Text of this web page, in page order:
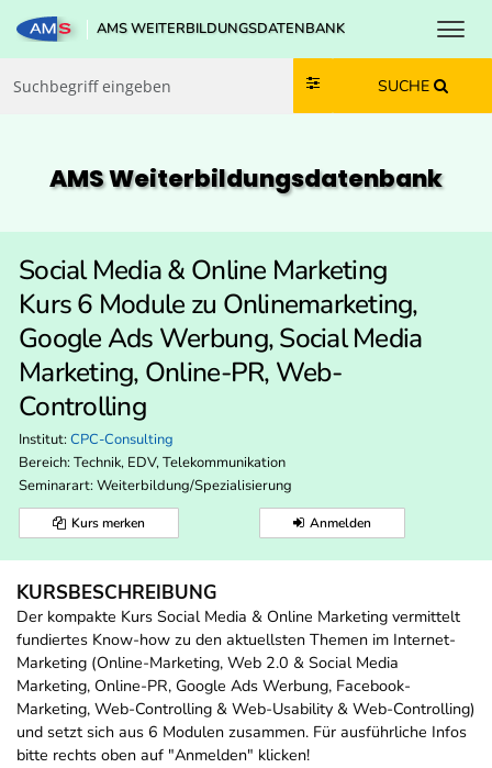
Zum Inhalt springen
Zum Navmenü springen
Zur Suche springen
Zur Footer springen
AMS WEITERBILDUNGSDATENBANK
SUCHE
AMS Weiterbildungs­datenbank
Social Media & Online Marketing
Kurs 6 Module zu Onlinemarketing,
Google Ads Werbung, Social Media
Marketing, Online-PR, Web-
Controlling
Institut: CPC-Consulting
Bereich: Technik, EDV, Telekommunikation
Seminarart: Weiterbildung/Spezialisierung
Kurs merken Anmelden
KURSBESCHREIBUNG
Der kompakte Kurs Social Media & Online Marketing vermittelt
fundiertes Know-how zu den aktuellsten Themen im Internet-
Marketing (Online-Marketing, Web 2.0 & Social Media
Marketing, Online-PR, Google Ads Werbung, Facebook-
Marketing, Web-Controlling & Web-Usability & Web-Controlling)
und setzt sich aus 6 Modulen zusammen. Für ausführliche Infos
bitte rechts oben auf "Anmelden" klicken!